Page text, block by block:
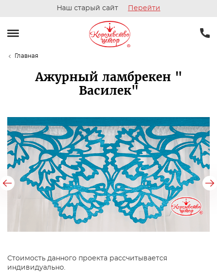
Наш старый сайт Перейти
Главная
Ажурный ламбрекен "
Василек"
Стоимость данного проекта рассчитывается
индивидуально.